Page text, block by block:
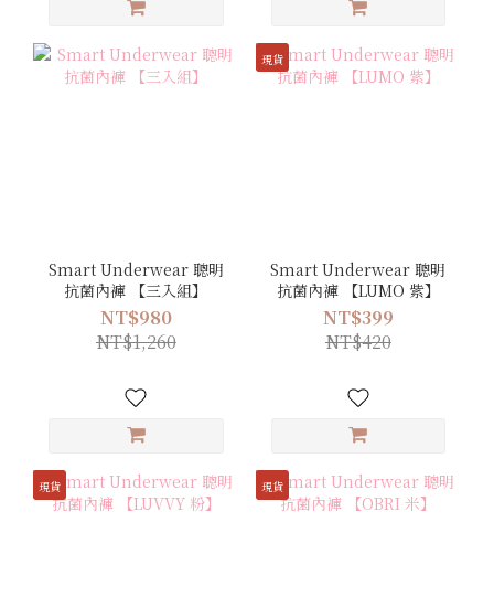
Smart Underwear 聰明
抗菌內褲 【三入組】
NT$980
NT$1,260
現貨
Smart Underwear 聰明
抗菌內褲 【LUMO 紫】
NT$399
NT$420
現貨 現貨